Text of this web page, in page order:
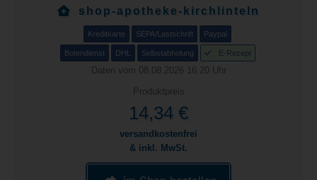
shop-apotheke-kirchlinteln
Kreditkarte SEPA/Lastschrift Paypal
Botendienst DHL Selbstabholung E-Rezept
Daten vom 08.08.2026 16:20 Uhr
Produktpreis
14,34 €
versandkostenfrei
& inkl. MwSt.